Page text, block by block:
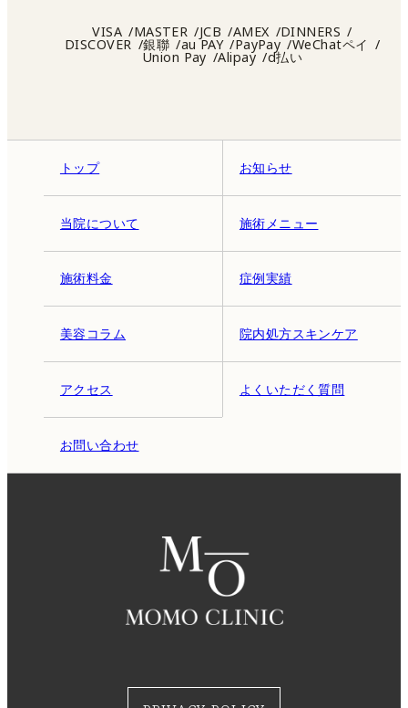
トップ お知らせ
当院について 施術メニュー
施術料金 症例実績
美容コラム 院内処方スキンケア
アクセス よくいただく質問
お問い合わせ
VISA MASTER JCB AMEX DINNERS
DISCOVER 銀聯 au PAY PayPay WeChatペイ
Union Pay Alipay d払い